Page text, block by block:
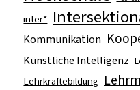
inter*
Kommunikation
Künstliche Intelligenz
Lehrkräftebildung